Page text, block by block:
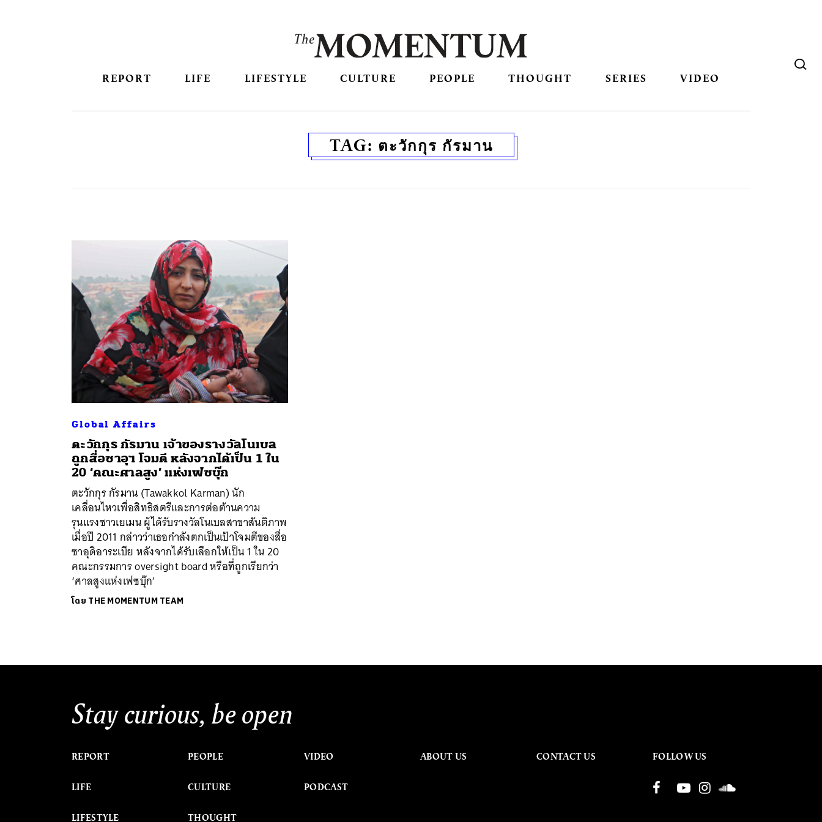
REPORT LIFE LIFESTYLE CULTURE PEOPLE THOUGHT SERIES VIDEO
TAG: ตะวักกุร กัรมาน
Global Affairs
ตะวักกุร กัรมาน เจ้าของรางวัลโนเบล
ถูกสื่อซาอุฯ โจมตี หลังจากได้เป็น 1 ใน
20 ‘คณะศาลสูง’ แห่งเฟซบุ๊ก
ตะวักกุร กัรมาน (Tawakkol Karman) นัก
เคลื่อนไหวเพื่อสิทธิสตรีและการต่อต้านความ
รุนแรงชาวเยเมน ผู้ได้รับรางวัลโนเบลสาขาสันติภาพ
เมื่อปี 2011 กล่าวว่าเธอกำลังตกเป็นเป้าโจมตีของสื่อ
ซาอุดิอาระเบีย หลังจากได้รับเลือกให้เป็น 1 ใน 20
คณะกรรมการ oversight board หรือที่ถูกเรียกว่า
‘ศาลสูงแห่งเฟซบุ๊ก’
โดย THE MOMENTUM TEAM
Stay curious, be open
REPORT
LIFE
LIFESTYLE
PEOPLE
CULTURE
THOUGHT
VIDEO
PODCAST
ABOUT US CONTACT US FOLLOW US